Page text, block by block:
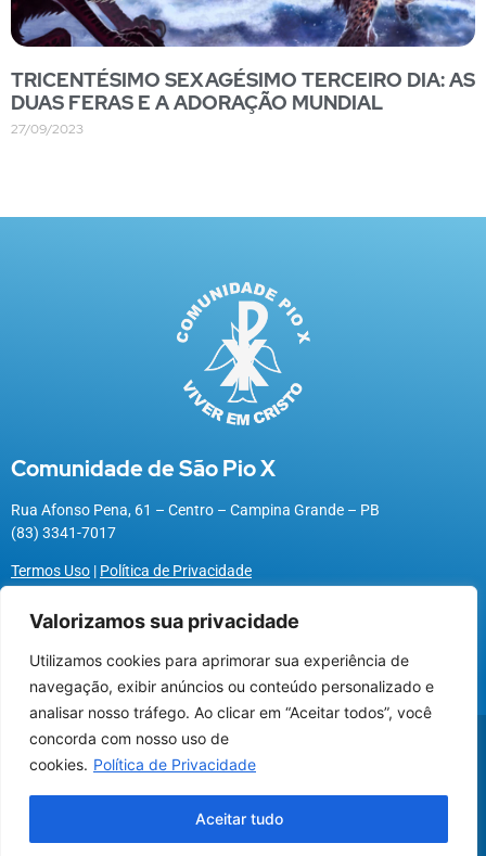
Utilizamos cookies para oferecer melhor
experiência, melhorar o desempenho, analisar
como você interage em nosso site e
personalizar conteúdo.
Valorizamos sua privacidade
Utilizamos cookies para aprimorar sua experiência de
navegação, exibir anúncios ou conteúdo personalizado e
analisar nosso tráfego. Ao clicar em “Aceitar todos”, você
concorda com nosso uso de
cookies. Política de Privacidade
Aceitar tudo
TRICENTÉSIMO SEXAGÉSIMO TERCEIRO DIA: AS
DUAS FERAS E A ADORAÇÃO MUNDIAL
27/09/2023
Comunidade de São Pio X
Rua Afonso Pena, 61 – Centro – Campina Grande – PB
(83) 3341-7017
Termos Uso | Política de Privacidade
@2026 Associação Carismática Católica São Pio X
Desenvolvido pelaROX
Olá, irmã(o). Em que posso lhe ajudar?